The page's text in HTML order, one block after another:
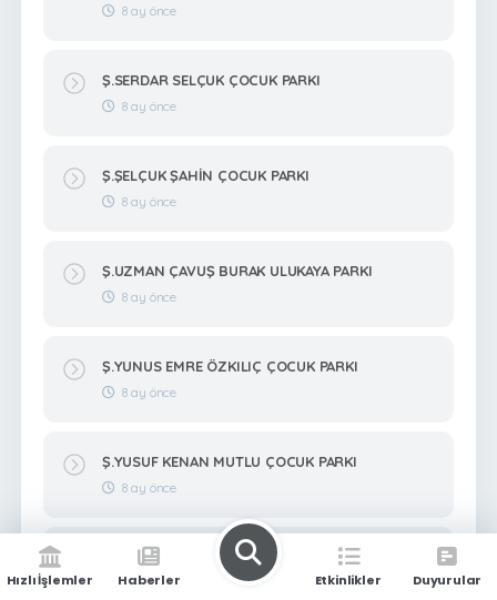
8 ay önce
Ş.SERDAR SELÇUK ÇOCUK PARKI
8 ay önce
Ş.ŞELÇUK ŞAHİN ÇOCUK PARKI
8 ay önce
Ş.UZMAN ÇAVUŞ BURAK ULUKAYA PARKI
8 ay önce
Ş.YUNUS EMRE ÖZKILIÇ ÇOCUK PARKI
8 ay önce
Ş.YUSUF KENAN MUTLU ÇOCUK PARKI
8 ay önce
Ş.ZEKERİYA BİTMEZ ÇOCUK PARKI
8 ay önce
Hızlı İşlemler Haberler Etkinlikler Duyurular